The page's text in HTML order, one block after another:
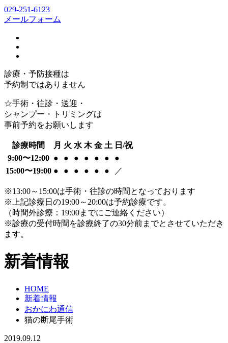
029-251-6123
メールフォーム
診療・予防接種は
予約制ではありません
☆手術・往診・送迎・
シャンプー・トリミングは
事前予約をお願いします
診療時間 月 火 水 木 金 土 日/祝
9:00〜12:00 ● ● ● ● ● ●
●
15:00〜19:00 ● ● ● ● ● ● ／
※13:00～15:00は手術・往診の時間となっております
※上記診療日の19:00～20:00は予約診療です。
（時間外診療：19:00までにご連絡ください）
※診療の受付時間を診療終了の30分前までとさせていただき
ます。
新着情報
HOME
新着情報
おかにわ通信
猫の断尾手術
2019.09.12